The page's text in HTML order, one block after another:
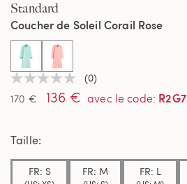
Standard
Aucune
valeur
de
sur
même
page.
(0)
170 €
136 € avec le code: R2G7
Coucher de Soleil Corail Rose
selected
Taille
FR: S FR: M FR: L